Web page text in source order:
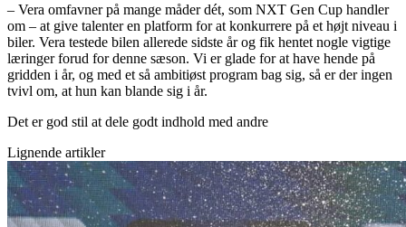
– Vera omfavner på mange måder dét, som NXT Gen Cup handler
om – at give talenter en platform for at konkurrere på et højt niveau i
biler. Vera testede bilen allerede sidste år og fik hentet nogle vigtige
læringer forud for denne sæson. Vi er glade for at have hende på
gridden i år, og med et så ambitiøst program bag sig, så er der ingen
tvivl om, at hun kan blande sig i år.
Det er god stil at dele godt indhold med andre
Lignende artikler